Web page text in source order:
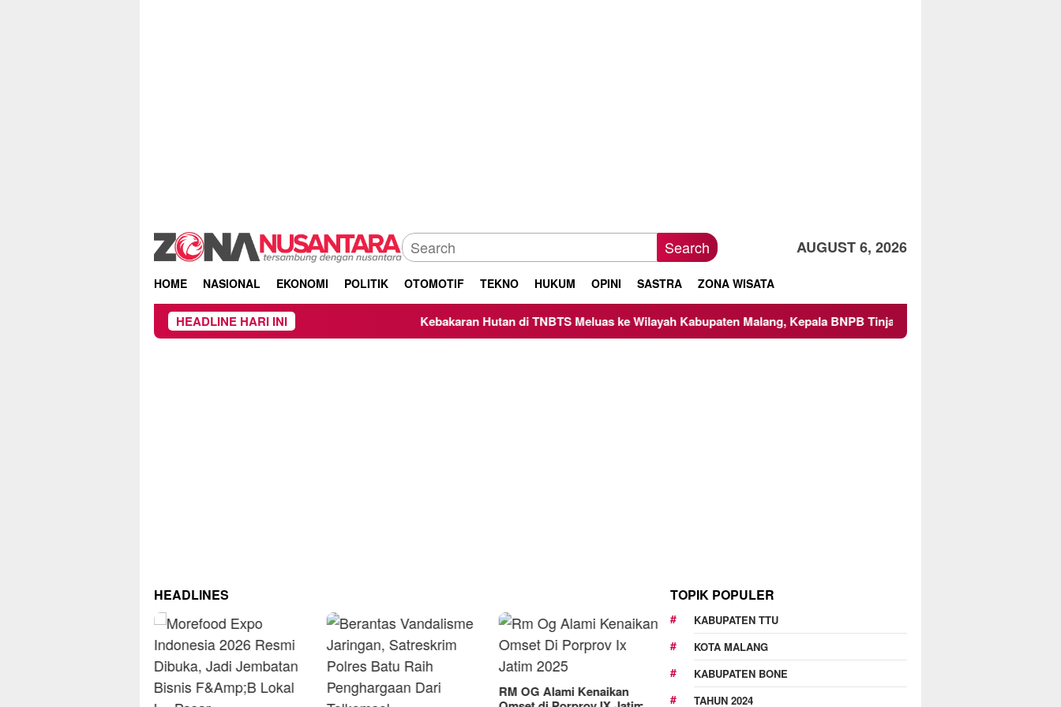
Search AUGUST 6, 2026
HOME NASIONAL EKONOMI POLITIK OTOMOTIF TEKNO HUKUM OPINI SASTRA ZONA WISATA
HEADLINE HARI INI Kebakaran Hutan di TNBTS Meluas ke Wilayah Kabupaten Malang, Kepala BNPB Tinjau Langsung Lokasi
HEADLINES
RM OG Alami Kenaikan
TOPIK POPULER
KABUPATEN TTU
KOTA MALANG
KABUPATEN BONE
TAHUN 2024